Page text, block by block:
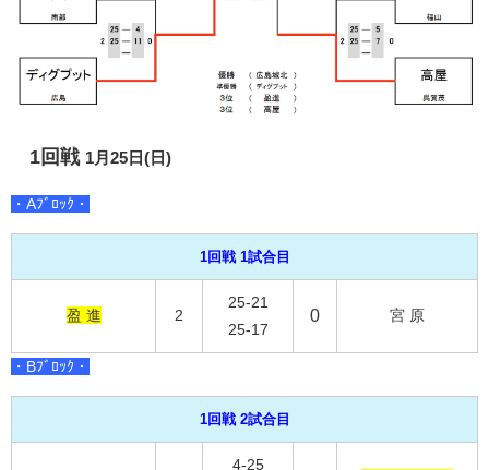
1回戦 1月25日(日)
・Aﾌﾞﾛｯｸ・
1回戦 1試合目
盈 進 2
25-21
25-17
0 宮 原
・Bﾌﾞﾛｯｸ・
1回戦 2試合目
4-25